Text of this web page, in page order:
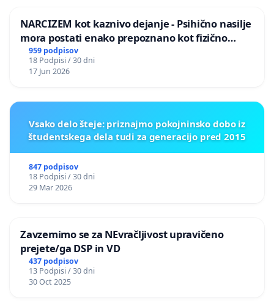
NARCIZEM kot kaznivo dejanje - Psihično nasilje
mora postati enako prepoznano kot fizično
nasilje
959 podpisov
18 Podpisi / 30 dni
17 Jun 2026
Vsako delo šteje: priznajmo pokojninsko dobo iz
študentskega dela tudi za generacijo pred 2015
847 podpisov
18 Podpisi / 30 dni
29 Mar 2026
Zavzemimo se za NEvračljivost upravičeno
prejete/ga DSP in VD
437 podpisov
13 Podpisi / 30 dni
30 Oct 2025